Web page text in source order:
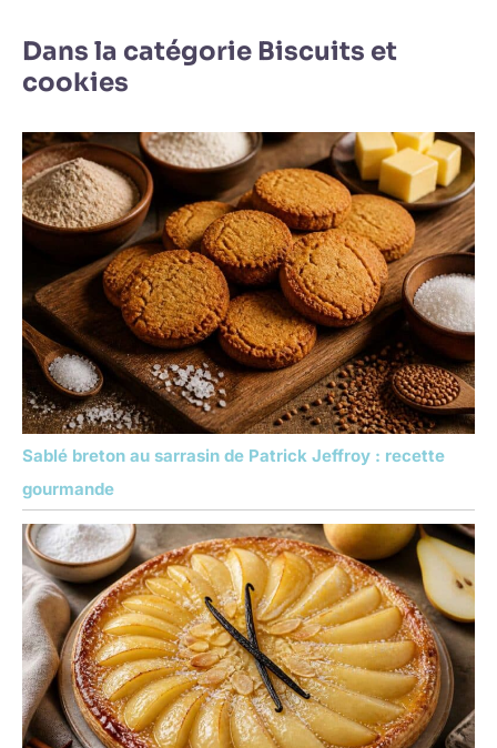
Dans la catégorie Biscuits et
cookies
Sablé breton au sarrasin de Patrick Jeffroy : recette
gourmande